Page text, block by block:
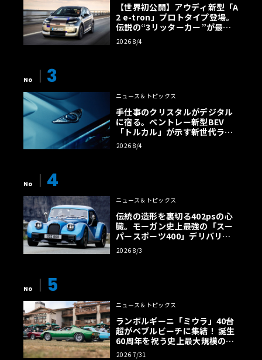
【世界初公開】アウディ新型「A
2 e-tron」プロトタイプ登場。
伝説の“3リッターカー”が最高
効率エントリーBEVとして復活
【画像38枚】
2026 8/4
No 3
ニュース＆トピックス
手仕事のクリスタルがデジタル
に宿る。ベントレー新型BEV
「トルカル」が示す新世代ラグ
ジュアリー
2026 8/4
No 4
ニュース＆トピックス
伝統の造形を裏切る402psの心
臓。モーガン史上最強の「スー
パースポーツ400」デリバリー
開始
2026 8/3
No 5
ニュース＆トピックス
ランボルギーニ「ミウラ」40台
超がペブルビーチに集結！ 誕生
60周年を祝う史上最大規模の祭
典へ
2026 7/31